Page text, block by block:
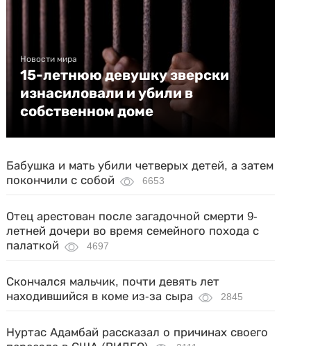
Новости мира
15-летнюю девушку зверски
изнасиловали и убили в
собственном доме
Бабушка и мать убили четверых детей, а затем
покончили с собой
6653
Отец арестован после загадочной смерти 9-
летней дочери во время семейного похода с
палаткой
4697
Скончался мальчик, почти девять лет
находившийся в коме из-за сыра
2845
Нуртас Адамбай рассказал о причинах своего